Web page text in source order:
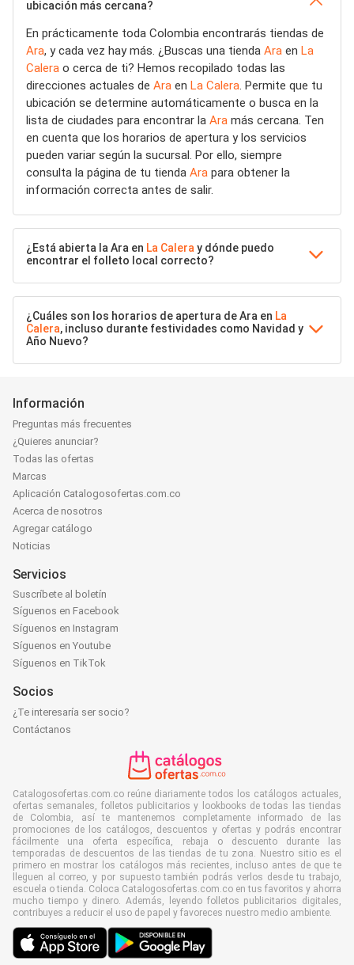
ubicación más cercana?
En prácticamente toda Colombia encontrarás tiendas de
Ara, y cada vez hay más. ¿Buscas una tienda Ara en La
Calera o cerca de ti? Hemos recopilado todas las
direcciones actuales de Ara en La Calera. Permite que tu
ubicación se determine automáticamente o busca en la
lista de ciudades para encontrar la Ara más cercana. Ten
en cuenta que los horarios de apertura y los servicios
pueden variar según la sucursal. Por ello, siempre
consulta la página de tu tienda Ara para obtener la
información correcta antes de salir.
¿Está abierta la Ara en La Calera y dónde puedo
encontrar el folleto local correcto?
¿Cuáles son los horarios de apertura de Ara en La
Calera, incluso durante festividades como Navidad y
Año Nuevo?
Información
Preguntas más frecuentes
¿Quieres anunciar?
Todas las ofertas
Marcas
Aplicación Catalogosofertas.com.co
Acerca de nosotros
Agregar catálogo
Noticias
Servicios
Suscríbete al boletín
Síguenos en Facebook
Síguenos en Instagram
Síguenos en Youtube
Síguenos en TikTok
Socios
¿Te interesaría ser socio?
Contáctanos
Catalogosofertas.com.co reúne diariamente todos los catálogos actuales,
ofertas semanales, folletos publicitarios y lookbooks de todas las tiendas
de Colombia, así te mantenemos completamente informado de las
promociones de los catálogos, descuentos y ofertas y podrás encontrar
fácilmente una oferta específica, rebaja o descuento durante las
temporadas de descuentos de las tiendas de tu zona. Nuestro sitio es el
primero en mostrar los catálogos más recientes, incluso antes de que te
lleguen al correo, y por supuesto también podrás verlos desde tu trabajo,
escuela o tienda. Coloca Catalogosofertas.com.co en tus favoritos y ahorra
mucho tiempo y dinero. Además, leyendo folletos publicitarios digitales,
contribuyes a reducir el uso de papel y favoreces nuestro medio ambiente.